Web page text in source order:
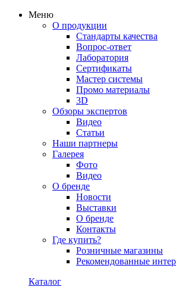
Меню
О продукции
Стандарты качества
Вопрос-ответ
Лаборатория
Сертификаты
Мастер системы
Промо материалы
3D
Обзоры экспертов
Видео
Статьи
Наши партнеры
Галерея
Фото
Видео
О бренде
Новости
Выставки
О бренде
Контакты
Где купить?
Розничные магазины
Рекомендованные
Каталог